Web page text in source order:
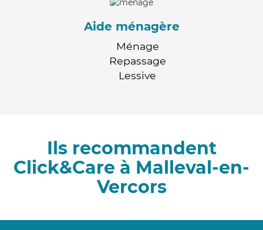
Aide ménagère
Ménage
Repassage
Lessive
Ils recommandent
Click&Care à Malleval-en-
Vercors